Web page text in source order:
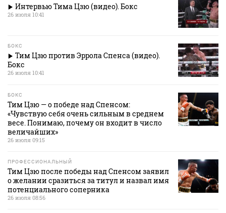
Интервью Тима Цзю (видео). Бокс
26 июля 10:41
БОКС
Тим Цзю против Эррола Спенса (видео).
Бокс
26 июля 10:41
БОКС
Тим Цзю — о победе над Спенсом:
«Чувствую себя очень сильным в среднем
весе. Понимаю, почему он входит в число
величайших»
26 июля 09:15
ПРОФЕССИОНАЛЬНЫЙ
Тим Цзю после победы над Спенсом заявил
о желании сразиться за титул и назвал имя
потенциального соперника
26 июля 08:56